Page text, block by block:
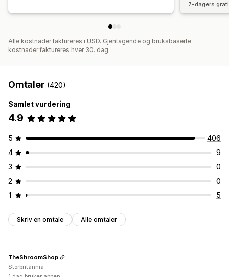
7-dagers
Alle kostnader faktureres i USD. Gjentagende og bruksbaserte
kostnader faktureres hver 30. dag.
Omtaler (420)
Samlet vurdering
4.9
5
406
4
9
3
0
2
0
1
5
Skriv en omtale Alle omtaler
TheShroomShop
Storbritannia